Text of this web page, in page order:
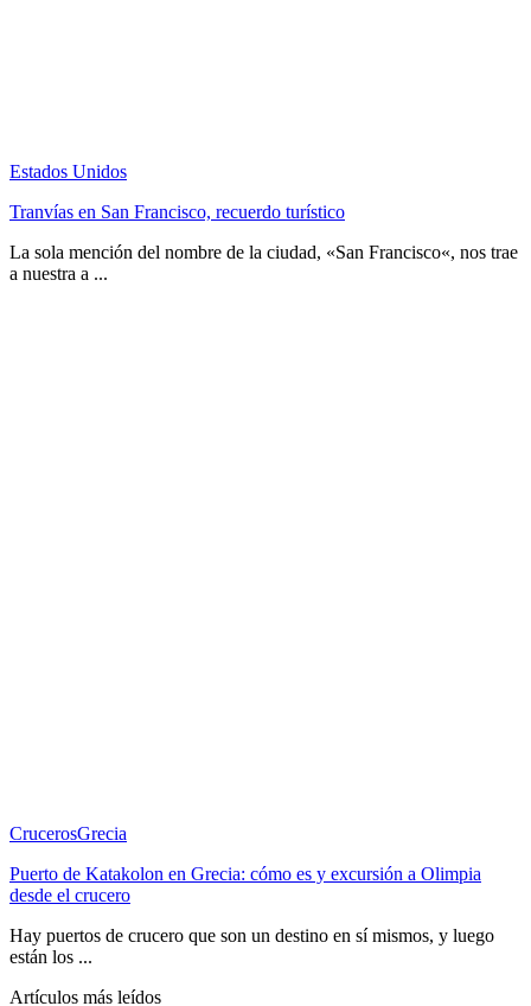
Estados Unidos
Tranvías en San Francisco, recuerdo turístico
La sola mención del nombre de la ciudad, «San Francisco«, nos trae
a nuestra a ...
CrucerosGrecia
Puerto de Katakolon en Grecia: cómo es y excursión a Olimpia
desde el crucero
Hay puertos de crucero que son un destino en sí mismos, y luego
están los ...
Artículos más leídos